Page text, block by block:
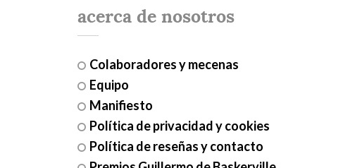
acerca de nosotros
Colaboradores y mecenas
Equipo
Manifiesto
Política de privacidad y cookies
Política de reseñas y contacto